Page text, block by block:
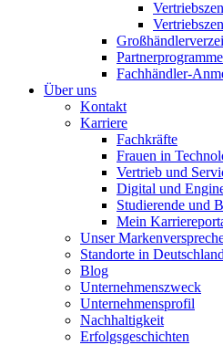
Partnerprogramme
Fachhändler-
Über uns
Kontakt
Karriere
Fachkräfte
Frauen in
Vertrieb und
Digital und
Studierende und
Mein
Unser
Standorte in Deutschland
Blog
Unternehmenszweck
Unternehmensprofil
Nachhaltigkeit
Erfolgsgeschichten